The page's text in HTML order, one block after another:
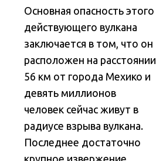
Основная опасность этого
действующего вулкана
заключается в том, что он
расположен на расстоянии
56 км от города Мехико и
девять миллионов
человек сейчас живут в
радиусе взрыва вулкана.
Последнее достаточно